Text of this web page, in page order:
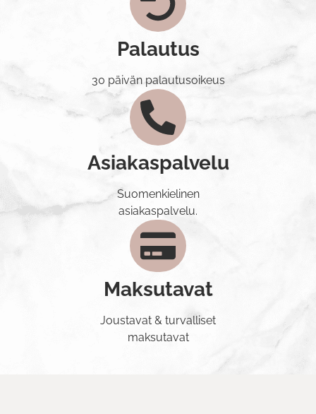
Palautus
30 päivän palautusoikeus
Asiakaspalvelu
Suomenkielinen
asiakaspalvelu.
Maksutavat
Joustavat & turvalliset
maksutavat